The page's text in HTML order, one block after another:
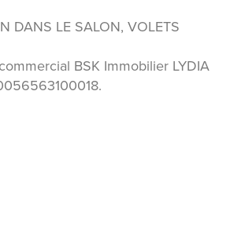
DANS LE SALON, VOLETS
BSK Immobilier LYDIA